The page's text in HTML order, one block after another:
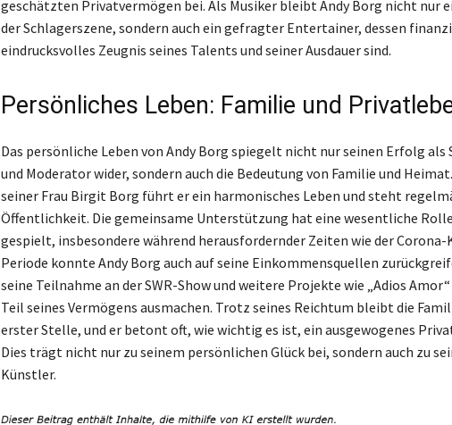
geschätzten Privatvermögen bei. Als Musiker bleibt Andy Borg nicht nur
der Schlagerszene, sondern auch ein gefragter Entertainer, dessen
eindrucksvolles Zeugnis seines Talents und seiner Ausdauer sind.
Persönliches Leben: Familie und
Das persönliche Leben von Andy Borg spiegelt nicht nur seinen Erfolg als
und Moderator wider, sondern auch die Bedeutung von Familie und
seiner Frau Birgit Borg führt er ein harmonisches Leben und steht
Öffentlichkeit. Die gemeinsame Unterstützung hat eine wesentliche
gespielt, insbesondere während herausfordernder Zeiten wie der Corona-
Periode konnte Andy Borg auch auf seine Einkommensquellen
seine Teilnahme an der SWR-Show und weitere Projekte wie „Adios
Teil seines Vermögens ausmachen. Trotz seines Reichtum bleibt die
erster Stelle, und er betont oft, wie wichtig es ist, ein ausgewogenes
Dies trägt nicht nur zu seinem persönlichen Glück bei, sondern auch zu
Künstler.